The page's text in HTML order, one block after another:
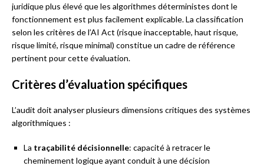
juridique plus élevé que les algorithmes déterministes dont le
fonctionnement est plus facilement explicable. La classification
selon les critères de l’AI Act (risque inacceptable, haut risque,
risque limité, risque minimal) constitue un cadre de référence
pertinent pour cette évaluation.
Critères d’évaluation spécifiques
L’audit doit analyser plusieurs dimensions critiques des systèmes
algorithmiques :
La traçabilité décisionnelle: capacité à retracer le
cheminement logique ayant conduit à une décision